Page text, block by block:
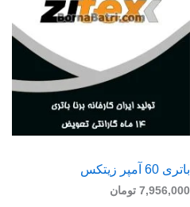
باتری 60 آمپر زیتکس
7,956,000 تومان